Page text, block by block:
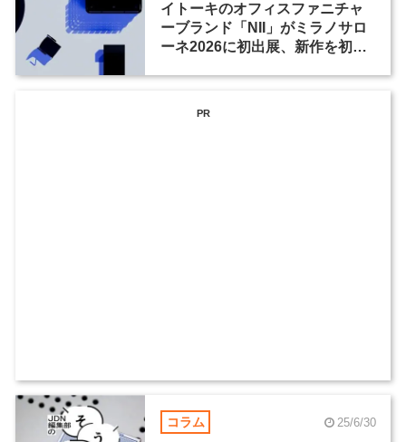
イトーキのオフィスファニチャ
ーブランド「NII」がミラノサロ
ーネ2026に初出展、新作を初披
PR
コラム 25/6/30